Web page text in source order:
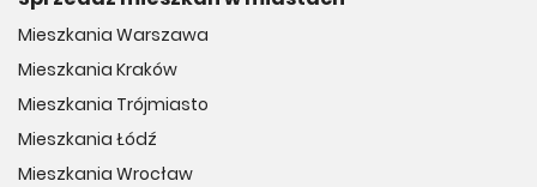
Mieszkania Warszawa
Mieszkania Kraków
Mieszkania Trójmiasto
Mieszkania Łódź
Mieszkania Wrocław